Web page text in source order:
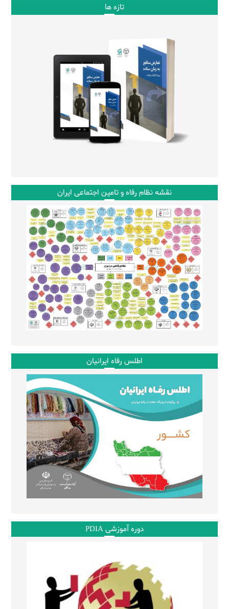
تازه ها
نقشه نظام رفاه و تامین اجتماعی ایران
اطلس رفاه ایرانیان
دوره آموزشی PDIA